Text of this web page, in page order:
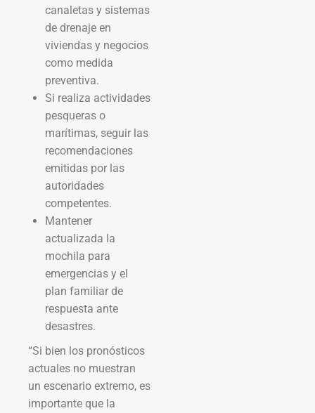
canaletas y sistemas
de drenaje en
viviendas y negocios
como medida
preventiva.
Si realiza actividades
pesqueras o
marítimas, seguir las
recomendaciones
emitidas por las
autoridades
competentes.
Mantener
actualizada la
mochila para
emergencias y el
plan familiar de
respuesta ante
desastres.
“Si bien los pronósticos
actuales no muestran
un escenario extremo, es
importante que la